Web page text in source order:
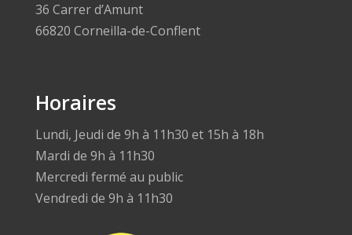
36 Carrer d’Amunt
66820 Corneilla-de-Conflent
Horaires
Lundi, Jeudi de 9h à 11h30 et 15h à 18h
Mardi de 9h à 11h30
Mercredi fermé au public
Vendredi de 9h à 11h30